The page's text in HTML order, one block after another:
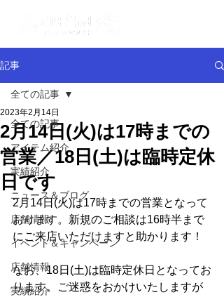
記事
全ての記事
アイテム紹介
実績紹介
ニュース＆ブログ
店舗情報
イベント＆キャンペーン
店舗情報
実績紹介
全ての記事
2月14日(火)は17時までの
営業／18日(土)は臨時定休
日です
2023年2月14日
2月14日(火)は17時までの営業となって
おります。新規のご相談は16時半まで
にご来店いただけますと助かります！
なお、18日(土)は臨時定休日となってお
ります。ご迷惑をおかけいたしますが